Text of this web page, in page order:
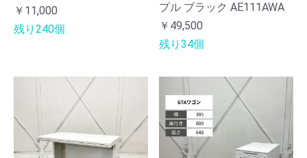
￥11,000
残り240個
プル ブラック AE111AWA
￥49,500
残り34個